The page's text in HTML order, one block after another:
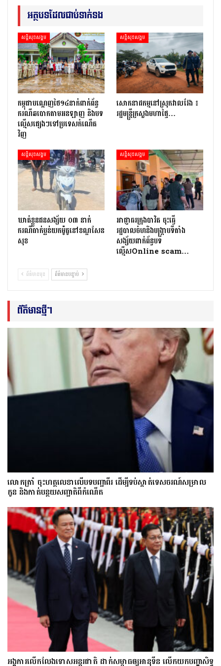
អត្ថបទដែលជាប់ទាក់ទង
សន្តិសុខសង្គម
កម្ពុជាបណ្ដេញថៃ១៤នាក់ពាក់ព័ន្ធ
ករណីឆបោកតាមអនឡាញ និងបទ
ល្មើសផ្សេងៗទៅប្រទេសកំណើត
វិញ
សន្តិសុខសង្គម
សោកនាដកម្ម​នៅ​ស្រុក​វាល​វែង ៖
រដ្ឋមន្ត្រី​ក្រសួងមហាផ្ទៃ…
សន្តិសុខសង្គម
ឃាត់ខ្លួនជនសង្ស័យ ០៣ នាក់
ករណីធាក់ប្លន់យកម៉ូតូនៅខណ្ឌសែន
សុខ
សន្តិសុខសង្គម
អាជ្ញាធរក្រុងបាវិត ចុះធើ្វ
រដ្ឋបាលចំហនិងបង្ក្រាបទីតាំង
សង្ស័យពាក់ព័ន្ធបទ
ល្មើសOnline scam…
ព័ត៌មានមុន ព័ត៌មានបន្ទាប់
ព័ត៌មានថ្មីៗ
លោក​ត្រាំ ចុះហត្ថលេខាលើបទបញ្ជាពីរ ដើម្បីទប់ស្កាត់ទេស​ចរណ៍សម្រាល
កូន និងកាត់បន្ថយសញ្ជាតិពីកំណើត
អង្គការលើកលែងទោសអន្តរជាតិ ដាក់សម្ពាធឲ្យអានុទីន លើកយកបញ្ហាសិទ្ធ